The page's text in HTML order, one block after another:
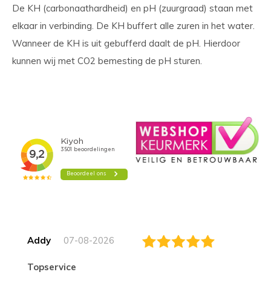
De KH (carbonaathardheid) en pH (zuurgraad) staan met
elkaar in verbinding. De KH buffert alle zuren in het water.
Wanneer de KH is uit gebufferd daalt de pH. Hierdoor
kunnen wij met CO2 bemesting de pH sturen.
Addy 07-08-2026
topservice